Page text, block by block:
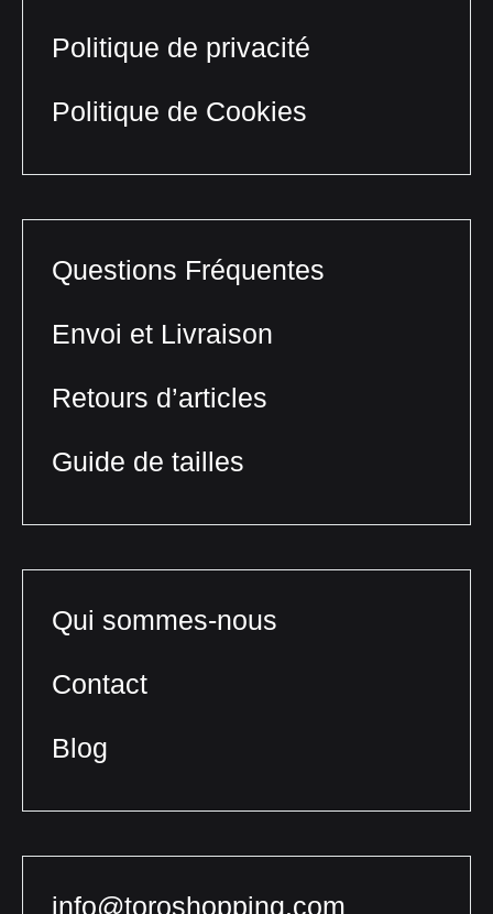
Politique de privacité
Politique de Cookies
Questions Fréquentes
Envoi et Livraison
Retours d’articles
Guide de tailles
Qui sommes-nous
Contact
Blog
info@toroshopping.com